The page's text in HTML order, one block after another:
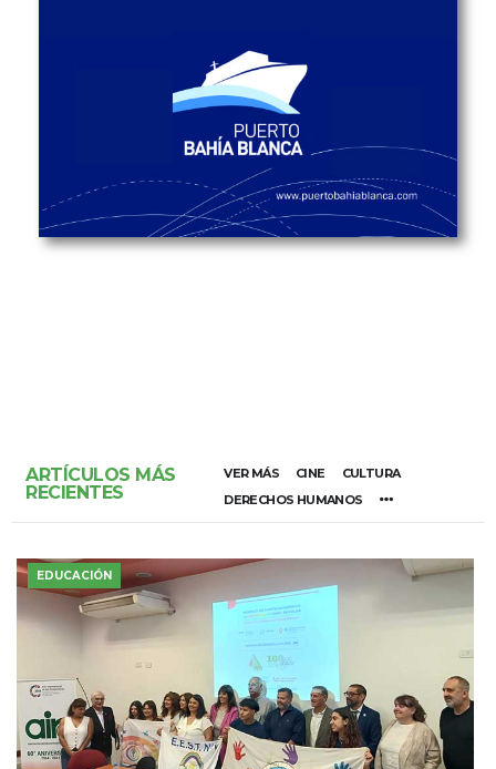
ARTÍCULOS MÁS
RECIENTES
VER MÁS CINE
CULTURA
DERECHOS HUMANOS
EDUCACIÓN